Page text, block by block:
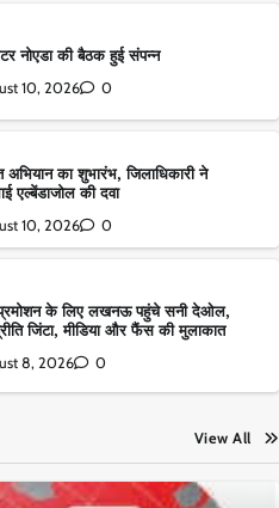
नोएडा की बैठक हुई संपन्न
10, 2026 0
का शुभारंभ, जिलाधिकारी ने
एल्बेंडाजोल की दवा
10, 2026 0
प्रमोशन के लिए लखनऊ पहुंचे सनी देओल,
जिंटा, मीडिया और फैंस की मुलाकात
8, 2026 0
View All